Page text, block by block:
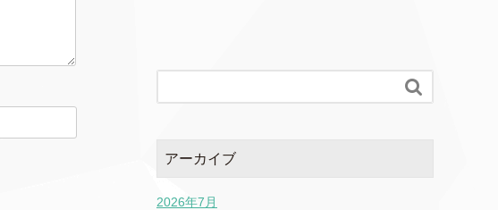

アーカイブ
2026年7月